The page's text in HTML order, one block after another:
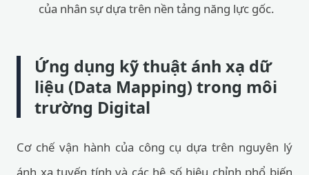
của nhân sự dựa trên nền tảng năng lực gốc.
Ứng dụng kỹ thuật ánh xạ dữ
liệu (Data Mapping) trong môi
trường Digital
Cơ chế vận hành của công cụ dựa trên nguyên lý